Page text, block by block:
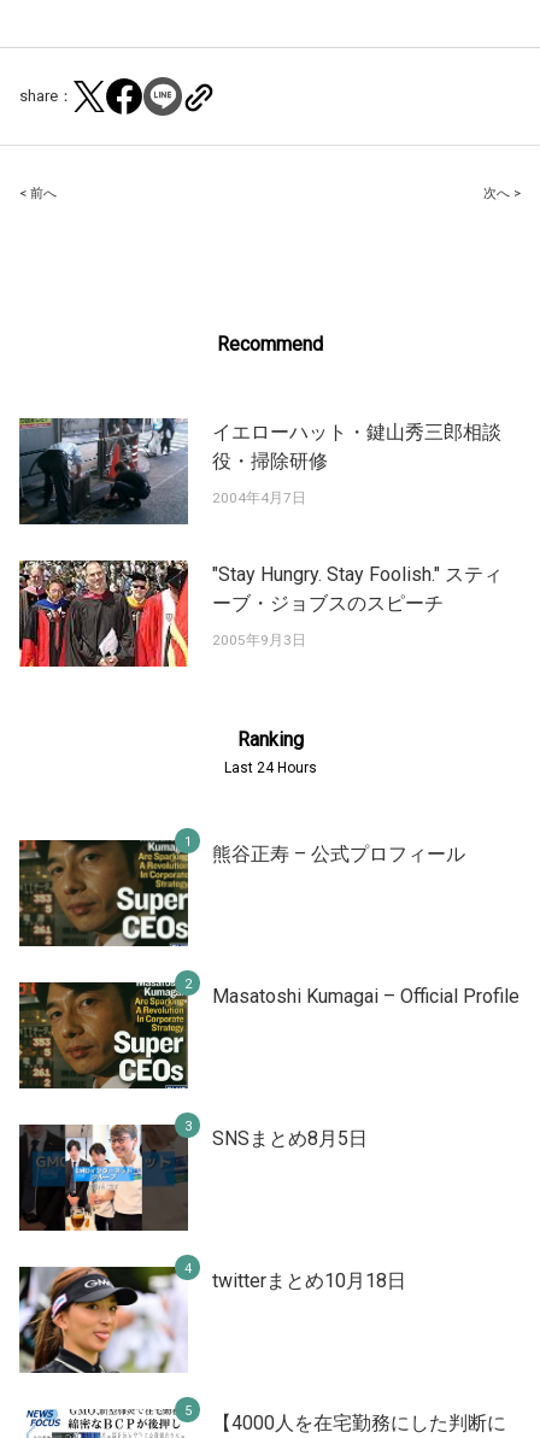
share：
Post
< 前へ 次へ >
Recommend
イエローハット・鍵山秀三郎相談
役・掃除研修
2004年4月7日
"Stay Hungry. Stay Foolish." スティ
ーブ・ジョブスのスピーチ
2005年9月3日
Ranking
Last 24 Hours
熊谷正寿 – 公式プロフィール
Masatoshi Kumagai – Official Profile
SNSまとめ8月5日
twitterまとめ10月18日
【4000人を在宅勤務にした判断に